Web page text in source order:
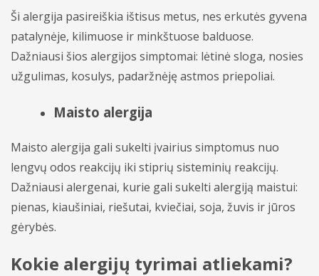
Urologija
Ši alergija pasireiškia ištisus metus, nes erkutės gyvena
patalynėje, kilimuose ir minkštuose balduose.
Dažniausi šios alergijos simptomai: lėtinė sloga, nosies
užgulimas, kosulys, padaržnėję astmos priepoliai.
Maisto alergija
Maisto alergija gali sukelti įvairius simptomus nuo
lengvų odos reakcijų iki stiprių sisteminių reakcijų.
Dažniausi alergenai, kurie gali sukelti alergiją maistui:
pienas, kiaušiniai, riešutai, kviečiai, soja, žuvis ir jūros
gėrybės.
Kokie alergijų tyrimai atliekami?